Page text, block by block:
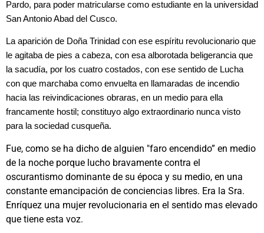
Pardo, para poder matricularse como estudiante en la universidad
San Antonio Abad del Cusco.
La aparición de Doña Trinidad con ese espíritu revolucionario que
le agitaba de pies a cabeza, con esa alborotada beligerancia que
la sacudía, por los cuatro costados, con ese sentido de Lucha
con que marchaba como envuelta en llamaradas de incendio
hacia las reivindicaciones obraras, en un medio para ella
francamente hostil; constituyo algo extraordinario nunca visto
para la sociedad cusqueña.
Fue, como se ha dicho de alguien "faro encendido” en medio
de la noche porque lucho bravamente contra el
oscurantismo dominante de su época y su medio, en una
constante emancipación de conciencias libres. Era la Sra.
Enríquez una mujer revolucionaria en el sentido mas elevado
que tiene esta voz.